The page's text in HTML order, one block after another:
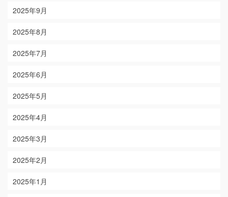
2025年9月
2025年8月
2025年7月
2025年6月
2025年5月
2025年4月
2025年3月
2025年2月
2025年1月